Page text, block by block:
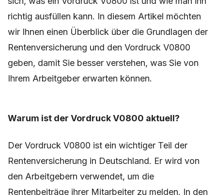
richtig ausfüllen kann. In diesem Artikel möchten
wir Ihnen einen Überblick über die Grundlagen der
Rentenversicherung und den Vordruck V0800
geben, damit Sie besser verstehen, was Sie von
Ihrem Arbeitgeber erwarten können.
Warum ist der Vordruck V0800 aktuell?
Der Vordruck V0800 ist ein wichtiger Teil der
Rentenversicherung in Deutschland. Er wird von
den Arbeitgebern verwendet, um die
Rentenbeiträge ihrer Mitarbeiter zu melden. In den